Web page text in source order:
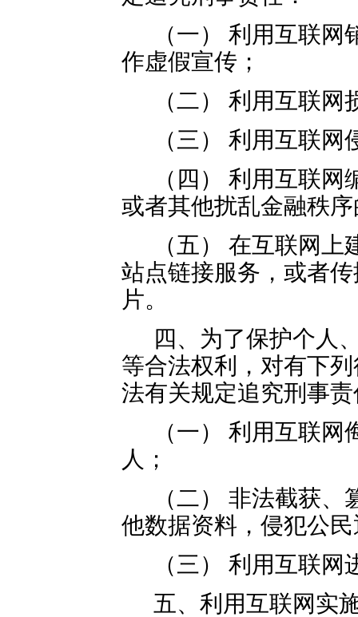
（一） 利用互联
作虚假宣传；
（二） 利用互联
（三） 利用互联
（四） 利用互联
或者其他扰乱金融秩
（五） 在互联网
站点链接服务，或者
片。
四、为了保护个人
等合法权利，对有下
法有关规定追究刑事
（一） 利用互联
人；
（二） 非法截获
他数据资料，侵犯公
（三） 利用互联
五、利用互联网实